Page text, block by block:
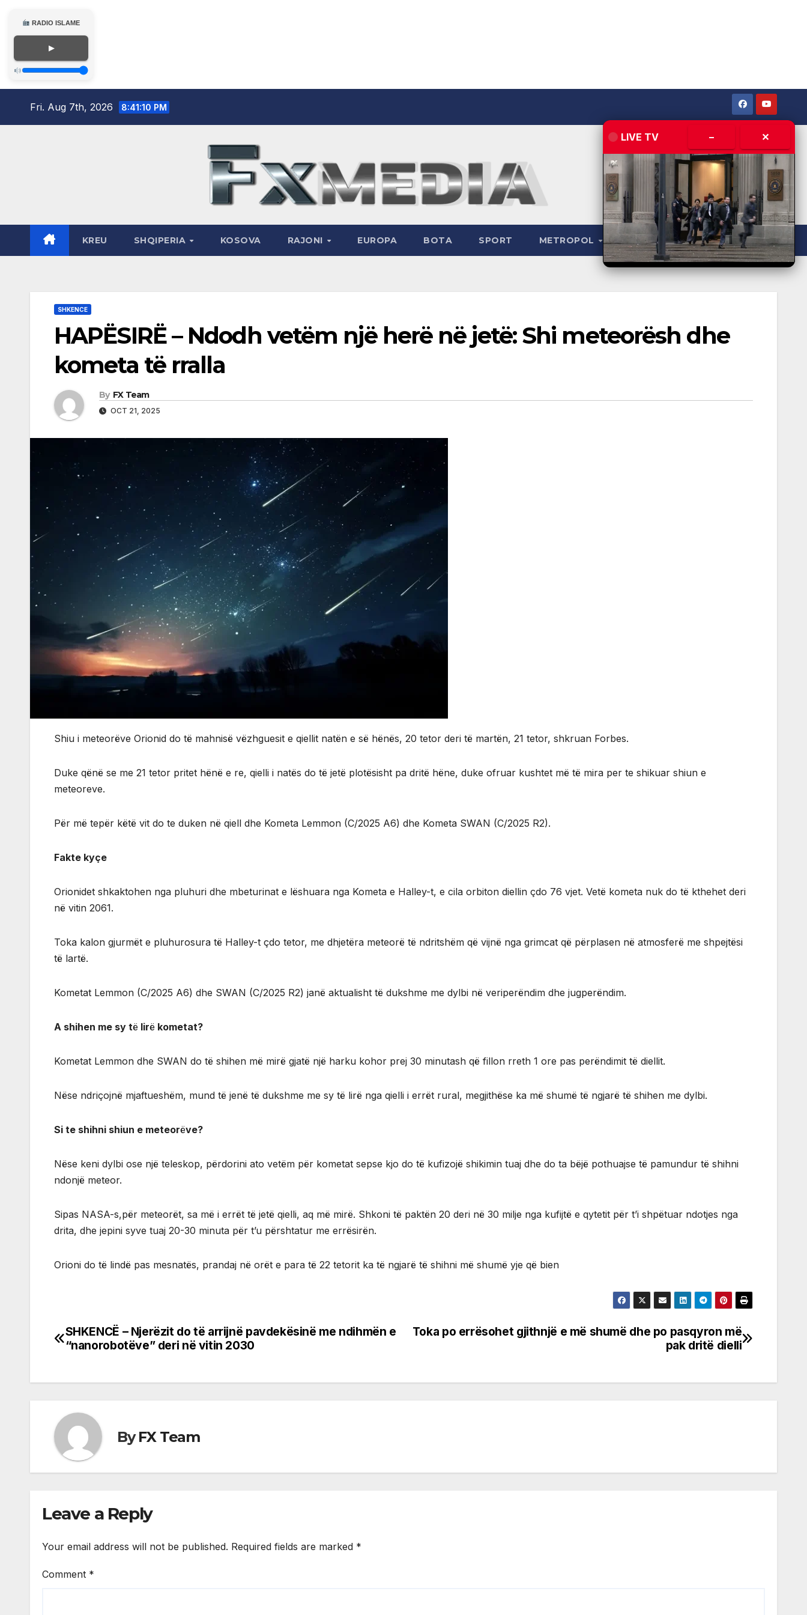
RADIO ISLAME
▶
Fri. Aug 7th, 2026 8:41:11 PM
KREU SHQIPERIA KOSOVA RAJONI EUROPA BOTA SPORT METROPOL LIVE
SHKENCE
HAPËSIRË – Ndodh vetëm një herë në jetë: Shi meteorësh dhe
kometa të rralla
By FX Team
OCT 21, 2025
Shiu i meteorëve Orionid do të mahnisë vëzhguesit e qiellit natën e së hënës, 20 tetor deri të martën, 21 tetor, shkruan Forbes.
Duke qënë se me 21 tetor pritet hënë e re, qielli i natës do të jetë plotësisht pa dritë hëne, duke ofruar kushtet më të mira per te shikuar shiun e
meteoreve.
Për më tepër këtë vit do te duken në qiell dhe Kometa Lemmon (C/2025 A6) dhe Kometa SWAN (C/2025 R2).
Fakte kyçe
Orionidet shkaktohen nga pluhuri dhe mbeturinat e lëshuara nga Kometa e Halley-t, e cila orbiton diellin çdo 76 vjet. Vetë kometa nuk do të kthehet deri
në vitin 2061.
Toka kalon gjurmët e pluhurosura të Halley-t çdo tetor, me dhjetëra meteorë të ndritshëm që vijnë nga grimcat që përplasen në atmosferë me shpejtësi
të lartë.
Kometat Lemmon (C/2025 A6) dhe SWAN (C/2025 R2) janë aktualisht të dukshme me dylbi në veriperëndim dhe jugperëndim.
A shihen me sy të lirë kometat?
Kometat Lemmon dhe SWAN do të shihen më mirë gjatë një harku kohor prej 30 minutash që fillon rreth 1 ore pas perëndimit të diellit.
Nëse ndriçojnë mjaftueshëm, mund të jenë të dukshme me sy të lirë nga qielli i errët rural, megjithëse ka më shumë të ngjarë të shihen me dylbi.
Si te shihni shiun e meteorëve?
Nëse keni dylbi ose një teleskop, përdorini ato vetëm për kometat sepse kjo do të kufizojë shikimin tuaj dhe do ta bëjë pothuajse të pamundur të shihni
ndonjë meteor.
Sipas NASA-s,për meteorët, sa më i errët të jetë qielli, aq më mirë. Shkoni të paktën 20 deri në 30 milje nga kufijtë e qytetit për t’i shpëtuar ndotjes nga
drita, dhe jepini syve tuaj 20-30 minuta për t’u përshtatur me errësirën.
Orioni do të lindë pas mesnatës, prandaj në orët e para të 22 tetorit ka të ngjarë të shihni më shumë yje që bien
Post
Toka po errësohet gjithnjë e më shumë dhe po pasqyron më
pak dritë dielli
SHKENCË – Njerëzit do të arrijnë pavdekësinë me ndihmën e
“nanorobotëve” deri në vitin 2030
ByFX Team
Leave a Reply
Your email address will not be published. Required fields are marked *
Comment *
LIVE TV – ✕